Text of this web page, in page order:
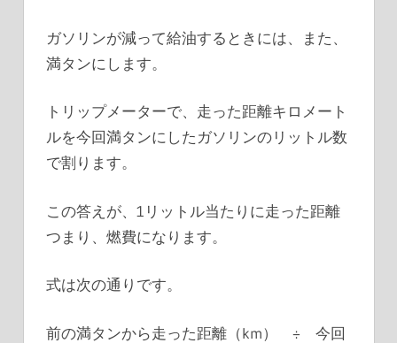
ガソリンが減って給油するときには、また、
満タンにします。
トリップメーターで、走った距離キロメート
ルを今回満タンにしたガソリンのリットル数
で割ります。
この答えが、1リットル当たりに走った距離
つまり、燃費になります。
式は次の通りです。
前の満タンから走った距離（km） ÷ 今回